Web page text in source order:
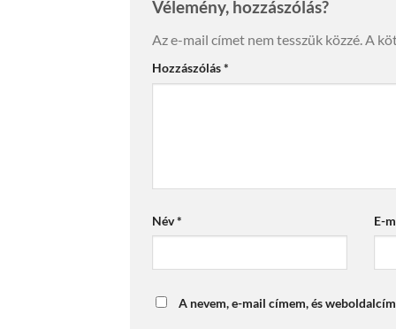
Vélemény, hozzászólás?
Az e-mail címet nem tesszük közzé.A
Hozzászólás*
Név* E-
A nevem, e-mail címem, és